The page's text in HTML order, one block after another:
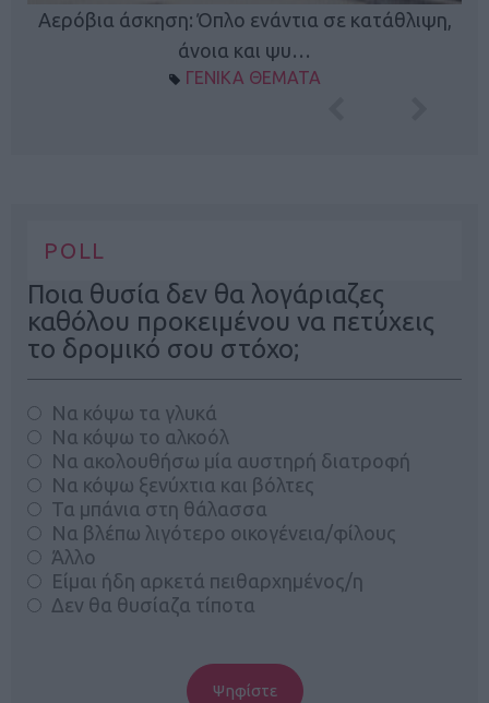
Αερόβια άσκηση: Όπλο ενάντια σε κατάθλιψη,
άνοια και ψυ…
ΓΕΝΙΚΑ ΘΕΜΑΤΑ
POLL
Ποια θυσία δεν θα λογάριαζες
καθόλου προκειμένου να πετύχεις
το δρομικό σου στόχο;
Να κόψω τα γλυκά
Να κόψω το αλκοόλ
Να ακολουθήσω μία αυστηρή διατροφή
Να κόψω ξενύχτια και βόλτες
Τα μπάνια στη θάλασσα
Να βλέπω λιγότερο οικογένεια/φίλους
Άλλο
Είμαι ήδη αρκετά πειθαρχημένος/η
Δεν θα θυσίαζα τίποτα